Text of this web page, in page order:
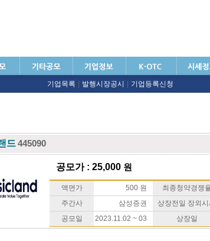
기업목록 발행시장공시 기업등록신청
드445090
공모가 : 25,000 원
액면가 500 원 최종청약경쟁
주간사
삼성증권 상장전일 장외시
공모일
2023.11.02 ~ 03 상장일